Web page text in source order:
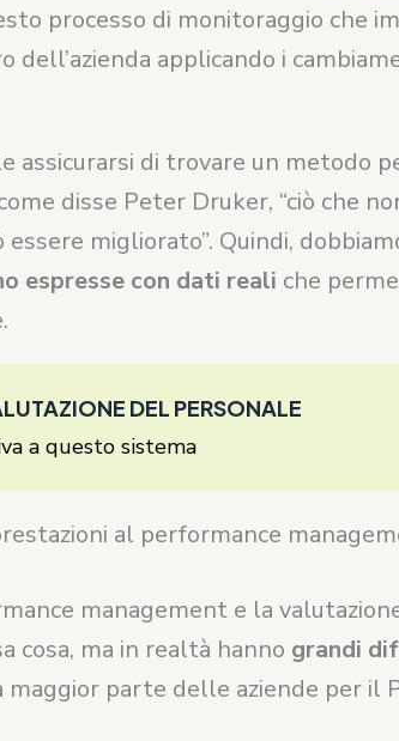
processo di monitoraggio che
dell’azienda applicando i
assicurarsi di trovare un metodo
disse Peter Druker, “ciò che
migliorato”. Quindi,
espresse con dati reali che
DEL PERSONALE
a questo sistema
al performance
management e la
cosa, ma in realtà hanno grandi
parte delle aziende per il